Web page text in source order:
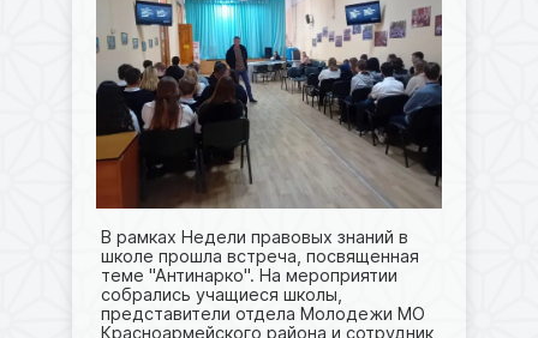
В рамках Недели правовых знаний в
школе прошла встреча, посвященная
теме "Антинарко". На мероприятии
собрались учащиеся школы,
представители отдела Молодежи МО
Красноармейского района и сотрудник